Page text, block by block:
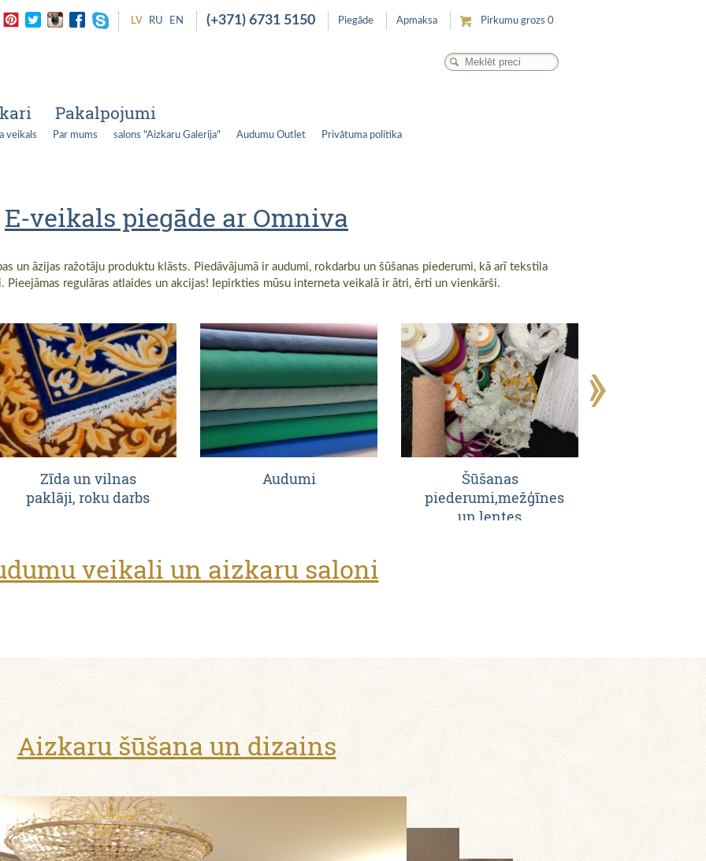
LV RU EN (+371) 6731 5150 Piegāde Apmaksa Pirkumu grozs 0
Pakalpojumi
veikals Par mums salons "Aizkaru Galerija" Audumu Outlet Privātuma politika
E-veikals piegāde ar Omniva
un āzijas ražotāju produktu klāsts. Piedāvājumā ir audumi, rokdarbu un šūšanas piederumi, kā arī tekstila
Pieejāmas regulāras atlaides un akcijas! Iepirkties mūsu interneta veikalā ir ātri, ērti un vienkārši.
Zīda un vilnas
paklāji, roku darbs
Audumi
Šūšanas
piederumi,mežģīnes
un lentes
veikali un aizkaru saloni
Aizkaru šūšana un dizains